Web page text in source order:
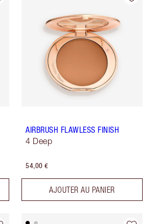
AIRBRUSH FLAWLESS FINISH
4 Deep
54,00 €
AJOUTER AU PANIER